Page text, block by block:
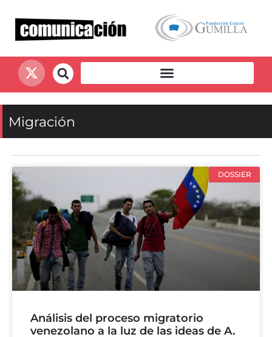
Migración
DOSSIER
Análisis del proceso migratorio
venezolano a la luz de las ideas de A.